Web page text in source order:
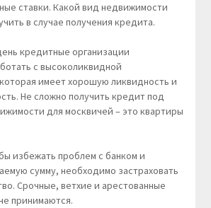
ставки. Какой вид недвижимости
в случае получения кредита.
кредитные организации
с высоколиквидной
имеет хорошую ликвидность и
Не сложно получить кредит под
для москвичей – это квартиры
избежать проблем с банком и
сумму, необходимо застраховать
Срочные, ветхие и арестованные
принимаются.